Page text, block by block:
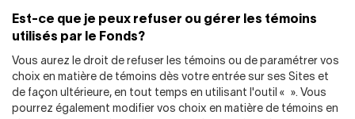
Est-ce que je peux refuser ou gérer les témoins
utilisés par le Fonds?
Vous aurez le droit de refuser les témoins ou de paramétrer vos
choix en matière de témoins dès votre entrée sur ses Sites et
de façon ultérieure, en tout temps en utilisant l'outil « ». Vous
pourrez également modifier vos choix en matière de témoins en